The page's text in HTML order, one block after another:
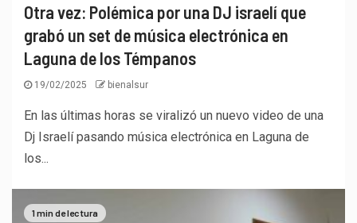
Otra vez: Polémica por una DJ israelí que
grabó un set de música electrónica en
Laguna de los Témpanos
19/02/2025 bienalsur
En las últimas horas se viralizó un nuevo video de una
Dj Israelí pasando música electrónica en Laguna de
los...
1 min de lectura